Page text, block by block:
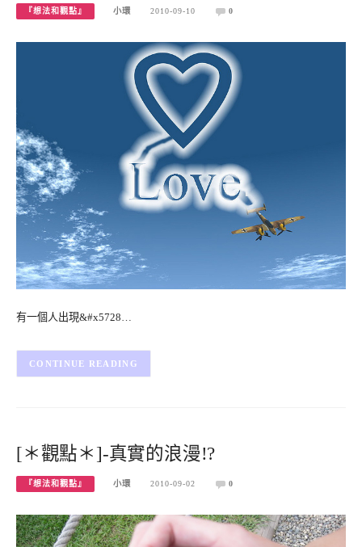
『想法和觀點』 小環 2010-09-10 0
有一個人出現&#x5728…
CONTINUE READING
[＊觀點＊]-真實的浪漫!?
『想法和觀點』 小環 2010-09-02 0